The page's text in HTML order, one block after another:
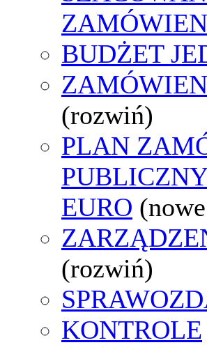
BUDŻET
(rozwiń)
PLAN
EURO
(rozwiń)
KONTROLE